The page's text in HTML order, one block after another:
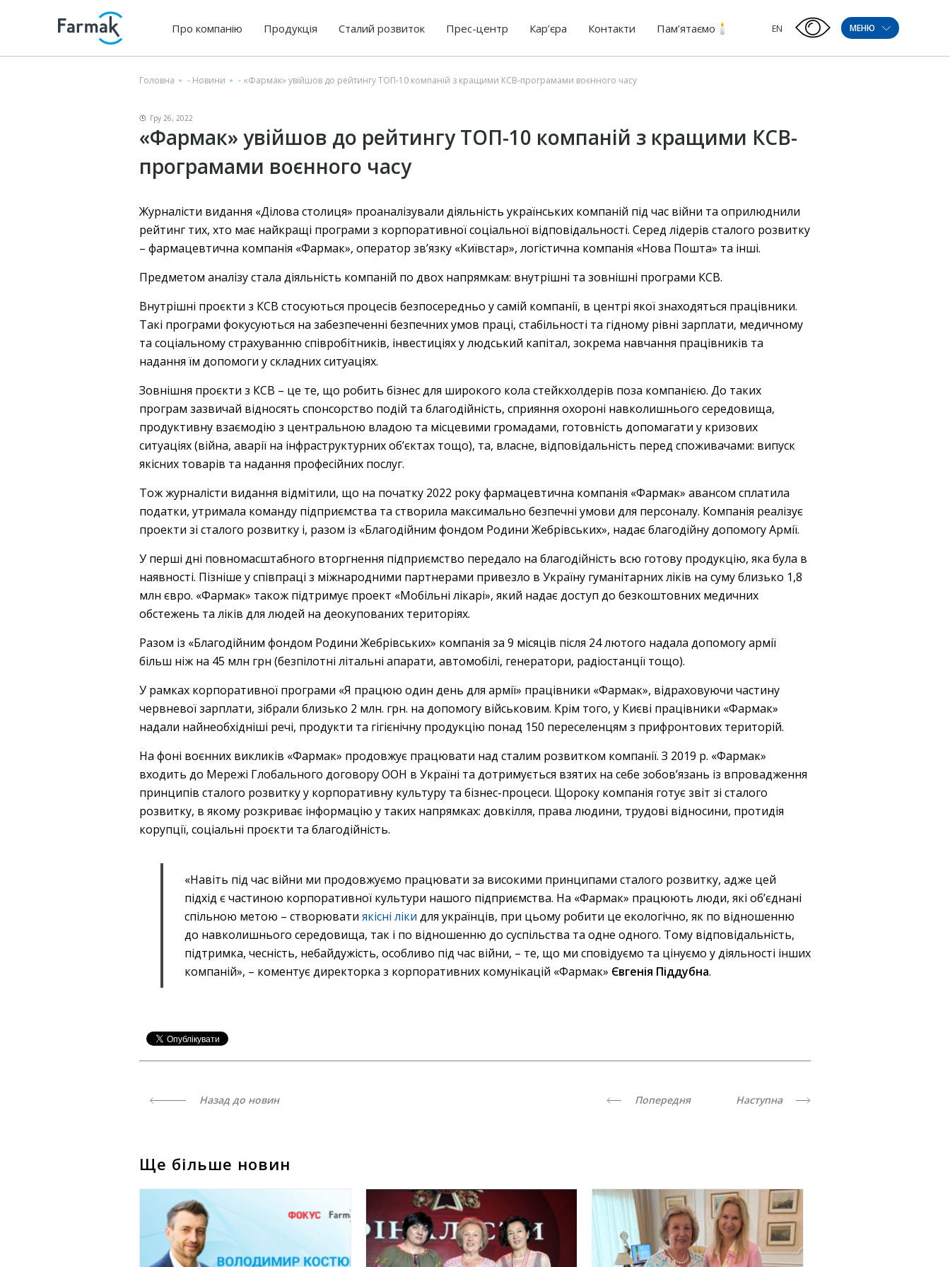
Про компанію Продукція Сталий розвиток Прес-центр Кар’єра Контакти Пам’ятаємо EN МЕНЮ
Головна - Новини - «Фармак» увійшов до рейтингу ТОП-10 компаній з кращими КСВ-програмами воєнного часу
Гру 26, 2022
«Фармак» увійшов до рейтингу ТОП-10 компаній з кращими КСВ-
програмами воєнного часу
Журналісти видання «Ділова столиця» проаналізували діяльність українських компаній під час війни та оприлюднили
рейтинг тих, хто має найкращі програми з корпоративної соціальної відповідальності. Серед лідерів сталого розвитку
– фармацевтична компанія «Фармак», оператор зв’язку «Київстар», логістична компанія «Нова Пошта» та інші.
Предметом аналізу стала діяльність компаній по двох напрямкам: внутрішні та зовнішні програми КСВ.
Внутрішні проєкти з КСВ стосуються процесів безпосередньо у самій компанії, в центрі якої знаходяться працівники.
Такі програми фокусуються на забезпеченні безпечних умов праці, стабільності та гідному рівні зарплати, медичному
та соціальному страхуванню співробітників, інвестиціях у людський капітал, зокрема навчання працівників та
надання їм допомоги у складних ситуаціях.
Зовнішня проєкти з КСВ – це те, що робить бізнес для широкого кола стейкхолдерів поза компанією. До таких
програм зазвичай відносять спонсорство подій та благодійність, сприяння охороні навколишнього середовища,
продуктивну взаємодію з центральною владою та місцевими громадами, готовність допомагати у кризових
ситуаціях (війна, аварії на інфраструктурних об’єктах тощо), та, власне, відповідальність перед споживачами: випуск
якісних товарів та надання професійних послуг.
Тож журналісти видання відмітили, що на початку 2022 року фармацевтична компанія «Фармак» авансом сплатила
податки, утримала команду підприємства та створила максимально безпечні умови для персоналу. Компанія реалізує
проекти зі сталого розвитку і, разом із «Благодійним фондом Родини Жебрівських», надає благодійну допомогу Армії.
У перші дні повномасштабного вторгнення підприємство передало на благодійність всю готову продукцію, яка була в
наявності. Пізніше у співпраці з міжнародними партнерами привезло в Україну гуманітарних ліків на суму близько 1,8
млн євро. «Фармак» також підтримує проект «Мобільні лікарі», який надає доступ до безкоштовних медичних
обстежень та ліків для людей на деокупованих територіях.
Разом із «Благодійним фондом Родини Жебрівських» компанія за 9 місяців після 24 лютого надала допомогу армії
більш ніж на 45 млн грн (безпілотні літальні апарати, автомобілі, генератори, радіостанції тощо).
У рамках корпоративної програми «Я працюю один день для армії» працівники «Фармак», відраховуючи частину
червневої зарплати, зібрали близько 2 млн. грн. на допомогу військовим. Крім того, у Києві працівники «Фармак»
надали найнеобхідніші речі, продукти та гігієнічну продукцію понад 150 переселенцям з прифронтових територій.
На фоні воєнних викликів «Фармак» продовжує працювати над сталим розвитком компанії. З 2019 р. «Фармак»
входить до Мережі Глобального договору ООН в Україні та дотримується взятих на себе зобов’язань із впровадження
принципів сталого розвитку у корпоративну культуру та бізнес-процеси. Щороку компанія готує звіт зі сталого
розвитку, в якому розкриває інформацію у таких напрямках: довкілля, права людини, трудові відносини, протидія
корупції, соціальні проєкти та благодійність.
«Навіть під час війни ми продовжуємо працювати за високими принципами сталого розвитку, адже цей
підхід є частиною корпоративної культури нашого підприємства. На «Фармак» працюють люди, які об’єднані
спільною метою – створювати якісні ліки для українців, при цьому робити це екологічно, як по відношенню
до навколишнього середовища, так і по відношенню до суспільства та одне одного. Тому відповідальність,
підтримка, чесність, небайдужість, особливо під час війни, – те, що ми сповідуємо та цінуємо у діяльності інших
компаній», – коментує директорка з корпоративних комунікацій «Фармак» Євгенія Піддубна.
Назад до новин Попередня Наступна
Ще більше новин